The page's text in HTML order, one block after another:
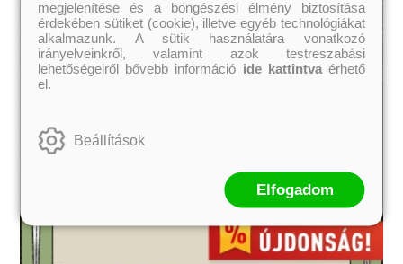
megjelenítése és a böngészési élmény biztosítása
érdekében sütiket (cookie), illetve egyéb technológiákat
alkalmazunk. A sütik használatára vonatkozó
irányelveinkről, valamint azok testreszabási
lehetőségeiről bővebb információ ide kattintvaérhető
el.
Beállítások
Elfogadom